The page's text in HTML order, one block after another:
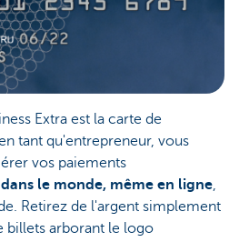
Extra est la carte de
tant qu'entrepreneur, vous
vos paiements
le monde, même en ligne,
Retirez de l'argent simplement
billets arborant le logo